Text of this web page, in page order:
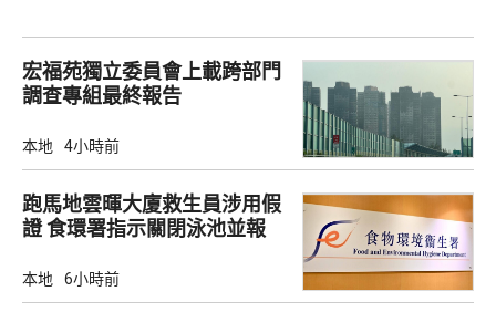
宏福苑獨立委員會上載跨部門
調查專組最終報告
本地 4小時前
跑馬地雲暉大廈救生員涉用假
證 食環署指示關閉泳池並報
本地 6小時前